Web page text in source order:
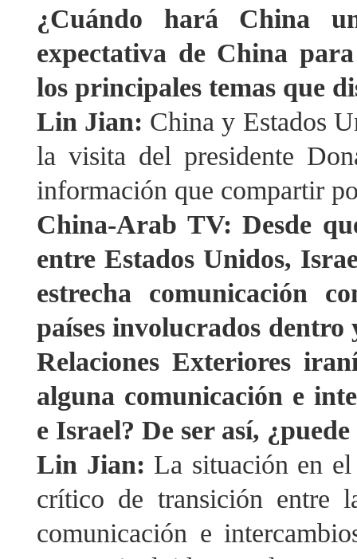
¿Cuándo hará China
expectativa de China
los principales temas que
Lin Jian: China y Estados
la visita del presidente
información que compartir
China-Arab TV: Desde
entre Estados Unidos,
estrecha comunicación
países involucrados
Relaciones Exteriores
alguna comunicación e
e Israel? De ser así,
Lin Jian: La situación en
crítico de transición entre
comunicación e